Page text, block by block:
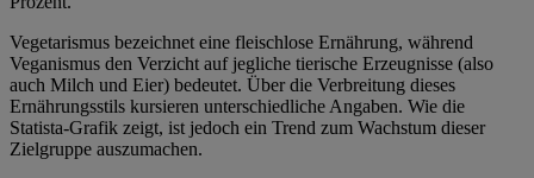
Vegetarismus bezeichnet eine fleischlose Ernährung, während
Veganismus den Verzicht auf jegliche tierische Erzeugnisse (also
auch Milch und Eier) bedeutet. Über die Verbreitung dieses
Ernährungsstils kursieren unterschiedliche Angaben. Wie die
Statista-Grafik zeigt, ist jedoch ein Trend zum Wachstum dieser
Zielgruppe auszumachen.